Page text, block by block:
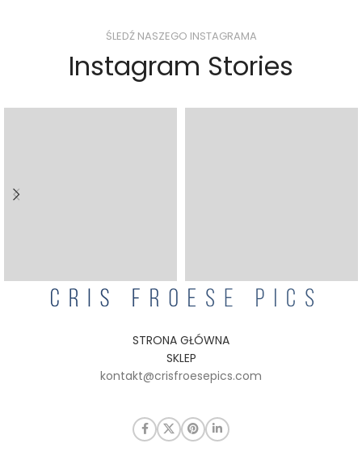
ŚLEDŹ NASZEGO INSTAGRAMA
Instagram Stories
STRONA GŁÓWNA
SKLEP
kontakt@crisfroesepics.com